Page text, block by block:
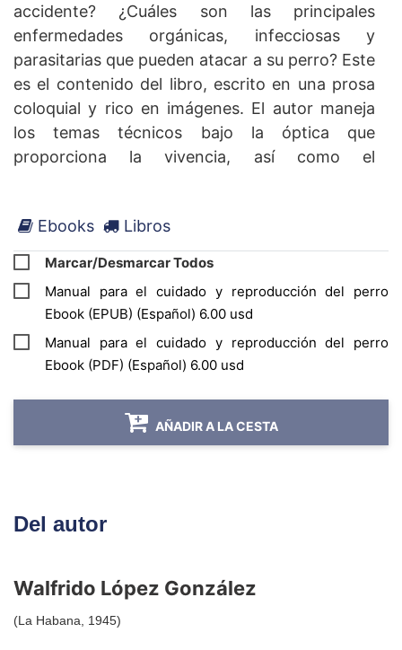
accidente? ¿Cuáles son las principales
enfermedades orgánicas, infecciosas y
parasitarias que pueden atacar a su perro? Este
es el contenido del libro, escrito en una prosa
coloquial y rico en imágenes. El autor maneja
los temas técnicos bajo la óptica que
proporciona la vivencia, así como el
Ebooks Libros
Marcar/Desmarcar Todos
Manual para el cuidado y reproducción del perro
Ebook (EPUB) (Español) 6.00 usd
Manual para el cuidado y reproducción del perro
Ebook (PDF) (Español) 6.00 usd
AÑADIR A LA CESTA
Del autor
Walfrido López González
(La Habana, 1945)